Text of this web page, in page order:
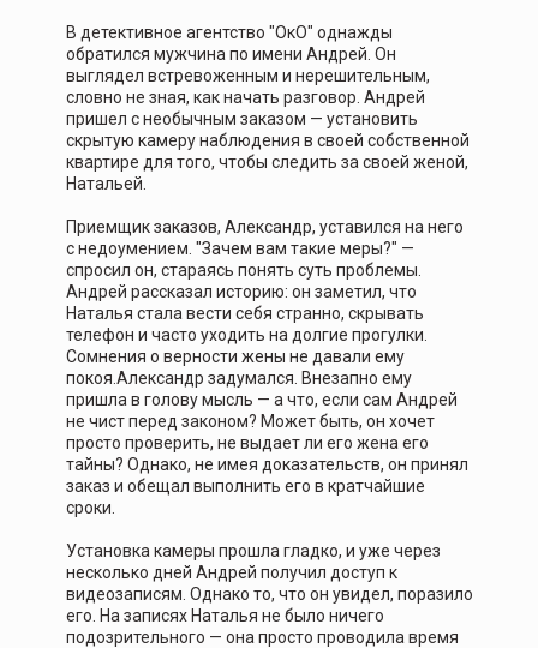
В детективное агентство "ОкО" однажды
обратился мужчина по имени Андрей. Он
выглядел встревоженным и нерешительным,
словно не зная, как начать разговор. Андрей
пришел с необычным заказом — установить
скрытую камеру наблюдения в своей собственной
квартире для того, чтобы следить за своей женой,
Натальей.
Приемщик заказов, Александр, уставился на него
с недоумением. "Зачем вам такие меры?" —
спросил он, стараясь понять суть проблемы.
Андрей рассказал историю: он заметил, что
Наталья стала вести себя странно, скрывать
телефон и часто уходить на долгие прогулки.
Сомнения о верности жены не давали ему
покоя.Александр задумался. Внезапно ему
пришла в голову мысль — а что, если сам Андрей
не чист перед законом? Может быть, он хочет
просто проверить, не выдает ли его жена его
тайны? Однако, не имея доказательств, он принял
заказ и обещал выполнить его в кратчайшие
сроки.
Установка камеры прошла гладко, и уже через
несколько дней Андрей получил доступ к
видеозаписям. Однако то, что он увидел, поразило
его. На записях Наталья не было ничего
подозрительного — она просто проводила время